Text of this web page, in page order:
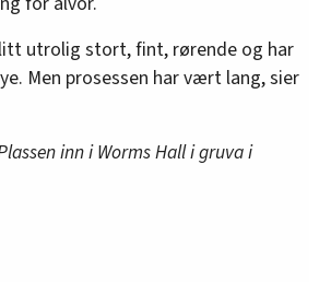
utrolig stort, fint, rørende og har
Men prosessen har vært lang, sier
inn i Worms Hall i gruva i